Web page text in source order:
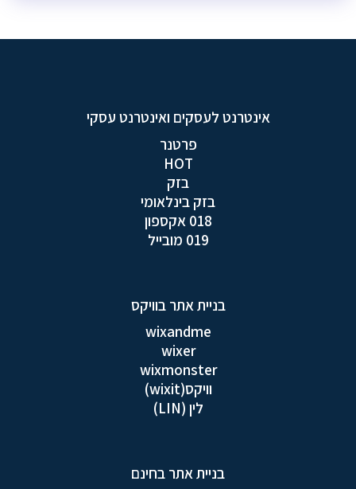
אינטרנט לעסקים ואינטרנט עסקי
פרטנר
HOT
בזק
בזק בינלאומי
018 אקספון
019 מובייל
בניית אתר בוויקס
wixandme
wixer
wixmonster
וויקס(wixit)
לין (LIN)
בניית אתר בחינם